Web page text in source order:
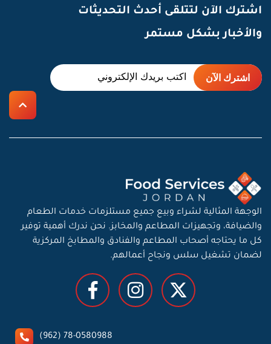
اشترك الآن لتتلقى أحدث التحديثات
والأخبار بشكل مستمر
الوجهة المثالية لشراء وبيع جميع مستلزمات خدمات الطعام
والضيافة، وتجهيزات المطاعم والمخابز. نحن ندرك أهمية توفير
كل ما يحتاجه أصحاب المطاعم والفنادق والمطابخ المركزية
لضمان تشغيل سلس ونجاح أعمالهم.
78-0580988 (962)